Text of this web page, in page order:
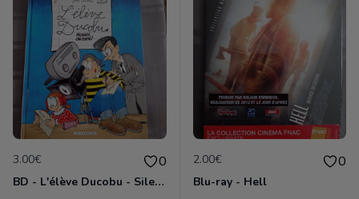
3.00€ 0
BD - L'élève Ducobu - Silence, on copie
2.00€ 0
Blu-ray - Hell